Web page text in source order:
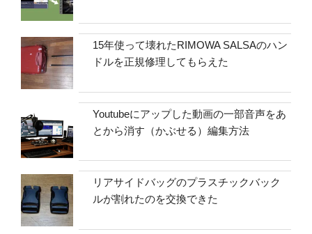
15年使って壊れたRIMOWA SALSAのハン
ドルを正規修理してもらえた
Youtubeにアップした動画の一部音声をあ
とから消す（かぶせる）編集方法
リアサイドバッグのプラスチックバック
ルが割れたのを交換できた